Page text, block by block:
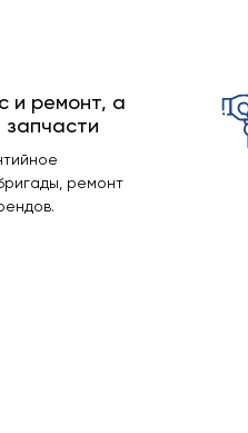
и ремонт, а
запчасти
ремонт